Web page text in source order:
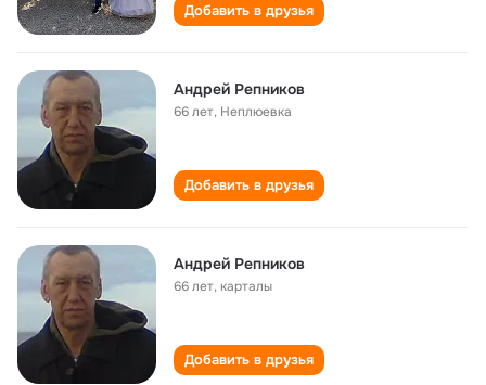
Добавить в друзья
Андрей Репников
66 лет, Неплюевка
Добавить в друзья
Андрей Репников
66 лет,карталы
Добавить в друзья